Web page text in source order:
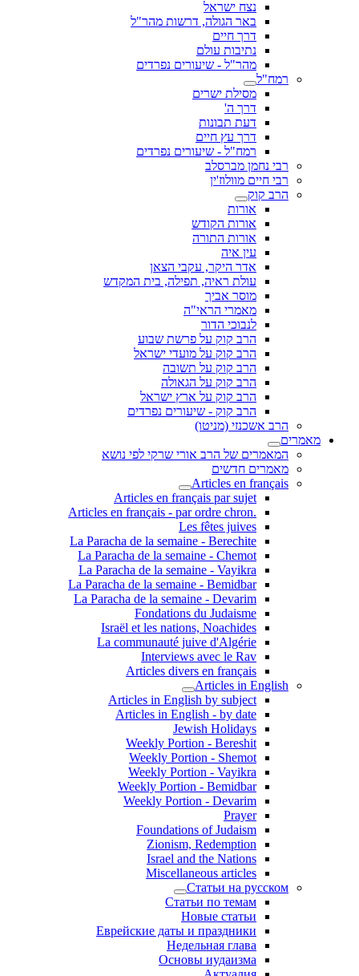
נצח ישראל
באר הגולה, דרשות מהר"ל
דרך חיים
נתיבות עולם
מהר"ל - שיעורים נפרדים
רמח"ל
מסילת ישרים
דרך ה'
דעת תבונות
דרך עץ חיים
רמח"ל - שיעורים נפרדים
רבי נחמן מברסלב
רבי חיים מוולוז'ין
הרב קוק
אורות
אורות הקודש
אורות התורה
עין איה
אדר היקר, עקבי הצאן
עולת ראיה, תפילה, בית המקדש
מוסר אביך
מאמרי הראי"ה
לנבוכי הדור
הרב קוק על פרשת שבוע
הרב קוק על מועדי ישראל
הרב קוק על תשובה
הרב קוק על הגאולה
הרב קוק על ארץ ישראל
הרב קוק - שיעורים נפרדים
הרב אשכנזי (מניטו)
מאמרים
המאמרים של הרב אורי שרקי לפי נושא
מאמרים חדשים
Articles en français
Articles en français par sujet
.Articles en français - par ordre chron
Les fêtes juives
La Paracha de la semaine - Berechite
La Paracha de la semaine - Chemot
La Paracha de la semaine - Vayikra
La Paracha de la semaine - Bemidbar
La Paracha de la semaine - Devarim
Fondations du Judaisme
Israël et les nations, Noachides
La communauté juive d'Algérie
Interviews avec le Rav
Articles divers en français
Articles in English
Articles in English by subject
Articles in English - by date
Jewish Holidays
Weekly Portion - Bereshit
Weekly Portion - Shemot
Weekly Portion - Vayikra
Weekly Portion - Bemidbar
Weekly Portion - Devarim
Prayer
Foundations of Judaism
Zionism, Redemption
Israel and the Nations
Miscellaneous articles
Статьи на русском
Статьи по темам
Новые статьи
Еврейские даты и праздники
Недельная глава
Основы иудаизма